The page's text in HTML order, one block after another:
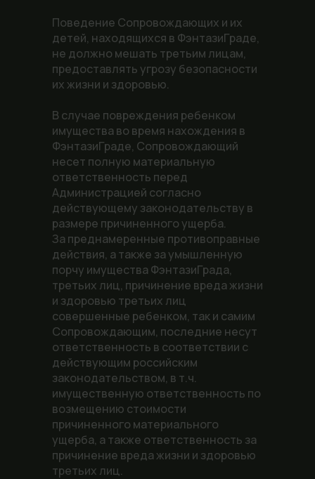
Поведение Сопровождающих и их
детей, находящихся в ФэнтазиГраде,
не должно мешать третьим лицам,
предоставлять угрозу безопасности
их жизни и здоровью.
В случае повреждения ребенком
имущества во время нахождения в
ФэнтазиГраде, Сопровождающий
несет полную материальную
ответственность перед
Администрацией согласно
действующему законодательству в
размере причиненного ущерба.
За преднамеренные противоправные
действия, а также за умышленную
порчу имущества ФэнтазиГрада,
третьих лиц, причинение вреда жизни
и здоровью третьих лиц
совершенные ребенком, так и самим
Сопровождающим, последние несут
ответственность в соответствии с
действующим российским
законодательством, в т.ч.
имущественную ответственность по
возмещению стоимости
причиненного материального
ущерба, а также ответственность за
причинение вреда жизни и здоровью
третьих лиц.